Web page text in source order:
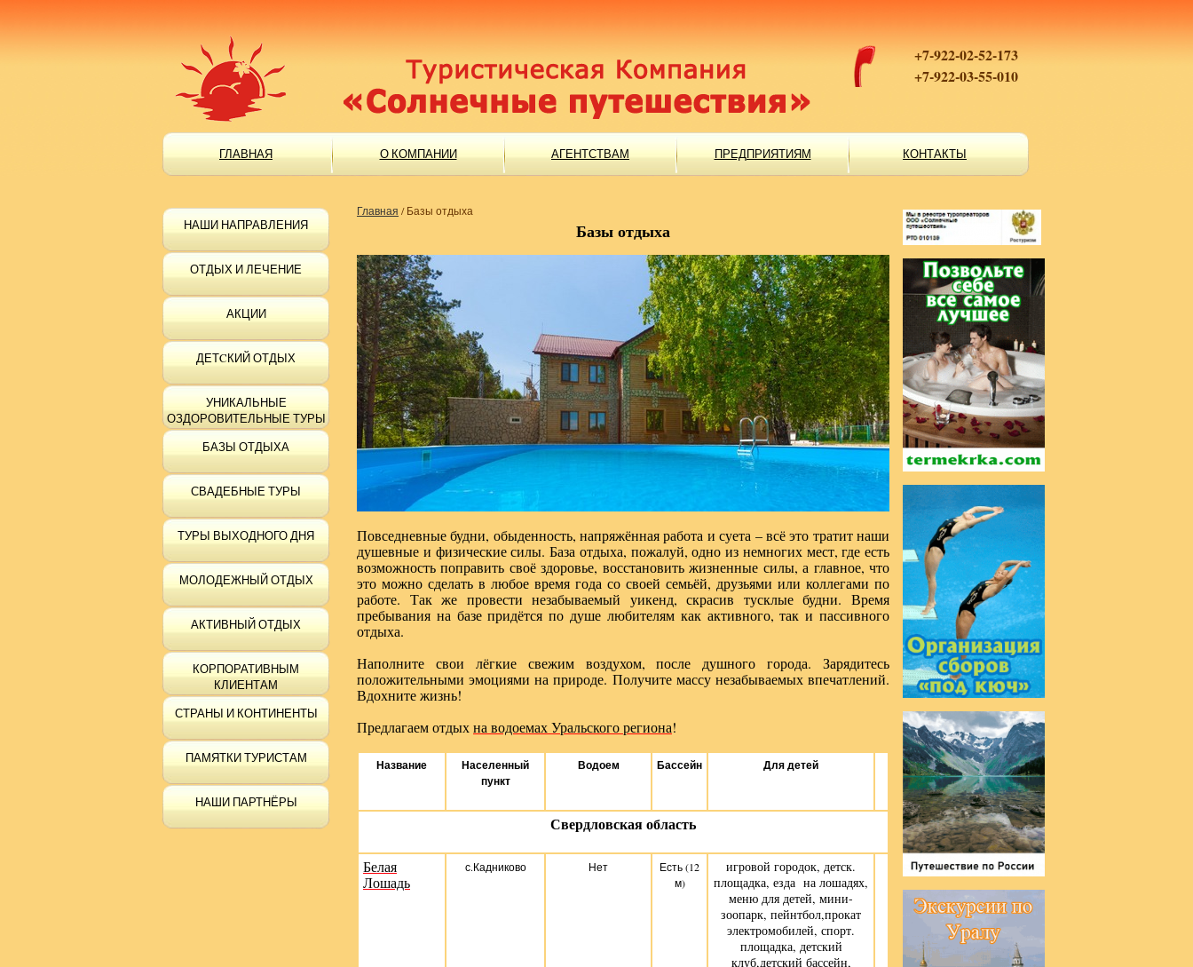
+7-922-02-52-173
+7-922-03-55-010
ГЛАВНАЯ О КОМПАНИИ АГЕНТСТВАМ ПРЕДПРИЯТИЯМ КОНТАКТЫ
НАШИ НАПРАВЛЕНИЯ
ОТДЫХ И ЛЕЧЕНИЕ
АКЦИИ
ДЕТCКИЙ ОТДЫХ
УНИКАЛЬНЫЕ
ОЗДОРОВИТЕЛЬНЫЕ ТУРЫ
БАЗЫ ОТДЫХА
СВАДЕБНЫЕ ТУРЫ
ТУРЫ ВЫХОДНОГО ДНЯ
МОЛОДЕЖНЫЙ ОТДЫХ
АКТИВНЫЙ ОТДЫХ
КОРПОРАТИВНЫМ
КЛИЕНТАМ
СТРАНЫ И КОНТИНЕНТЫ
ПАМЯТКИ ТУРИСТАМ
НАШИ ПАРТНЁРЫ
Главная /Базы отдыха
Базы отдыха
Повседневные будни, обыденность, напряжённая работа и суета – всё это тратит наши
душевные и физические силы. База отдыха, пожалуй, одно из немногих мест, где есть
возможность поправить своё здоровье, восстановить жизненные силы, а главное, что
это можно сделать в любое время года со своей семьёй, друзьями или коллегами по
работе. Так же провести незабываемый уикенд, скрасив тусклые будни. Время
пребывания на базе придётся по душе любителям как активного, так и пассивного
отдыха.
Наполните свои лёгкие свежим воздухом, после душного города. Зарядитесь
положительными эмоциями на природе. Получите массу незабываемых впечатлений.
Вдохните жизнь!
Предлагаем отдыхна водоемах Уральского региона!
Название
Населенный
пункт
Водоем Бассейн Для детей
Свердловская область
Белая
Лошадь
с.Кадниково Нет
Есть (12
м)
игровой городок, детск.
площадка, езда на лошадях,
меню для детей, мини-
зоопарк, пейнтбол,прокат
электромобилей, спорт.
площадка, детский
клуб,детский бассейн,